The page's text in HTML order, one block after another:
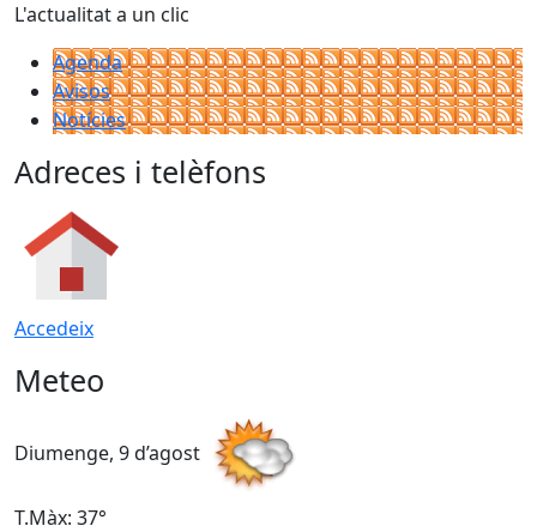
L'actualitat a un clic
Agenda
Avisos
Notícies
Adreces i telèfons
Accedeix
Meteo
Diumenge, 9 d’agost
T.Màx: 37°